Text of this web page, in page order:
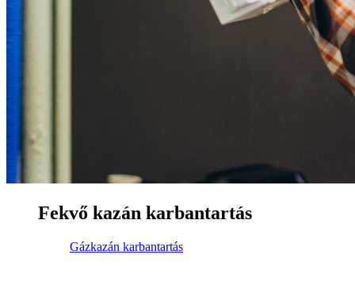
Fekvő kazán karbantartás
Gázkazán karbantartás